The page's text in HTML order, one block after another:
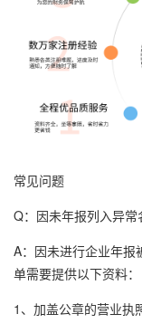
常见问题
Q：因未年报列入异常
A：因未进行企业年报
单需要提供以下资料：
1、加盖公章的营业执